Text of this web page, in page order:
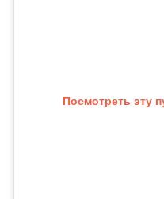
Посмотреть эту